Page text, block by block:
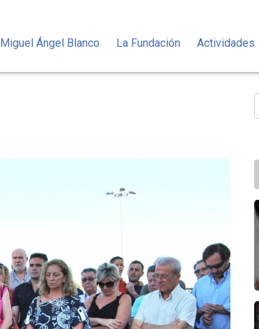
Miguel Ángel Blanco La Fundación Actividades